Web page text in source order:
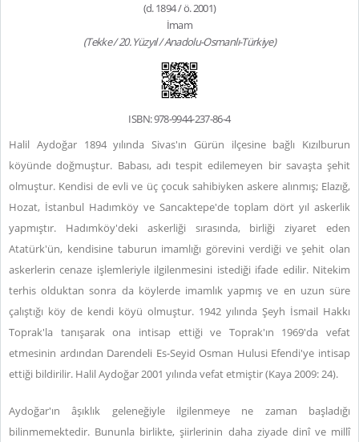
(d. 1894 / ö. 2001)
İmam
(Tekke / 20. Yüzyıl / Anadolu-Osmanlı-Türkiye)
ISBN: 978-9944-237-86-4
Halil Aydoğar 1894 yılında Sivas'ın Gürün ilçesine bağlı Kızılburun
köyünde doğmuştur. Babası, adı tespit edilemeyen bir savaşta şehit
olmuştur. Kendisi de evli ve üç çocuk sahibiyken askere alınmış; Elazığ,
Hozat, İstanbul Hadımköy ve Sancaktepe'de toplam dört yıl askerlik
yapmıştır. Hadımköy'deki askerliği sırasında, birliği ziyaret eden
Atatürk'ün, kendisine taburun imamlığı görevini verdiği ve şehit olan
askerlerin cenaze işlemleriyle ilgilenmesini istediği ifade edilir. Nitekim
terhis olduktan sonra da köylerde imamlık yapmış ve en uzun süre
çalıştığı köy de kendi köyü olmuştur. 1942 yılında Şeyh İsmail Hakkı
Toprak'la tanışarak ona intisap ettiği ve Toprak'ın 1969'da vefat
etmesinin ardından Darendeli Es-Seyid Osman Hulusi Efendi'ye intisap
ettiği bildirilir. Halil Aydoğar 2001 yılında vefat etmiştir (Kaya 2009: 24).
Aydoğar'ın âşıklık geleneğiyle ilgilenmeye ne zaman başladığı
bilinmemektedir. Bununla birlikte, şiirlerinin daha ziyade dinî ve millî